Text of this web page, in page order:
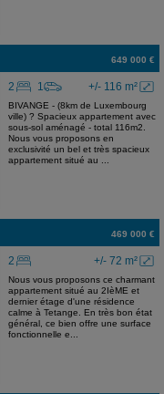
649 000 €
+/- 116 m²
2 1
BIVANGE - (8km de Luxembourg
ville) ? Spacieux appartement avec
sous-sol aménagé - total 116m2.
Nous vous proposons en
exclusivité un bel et très spacieux
appartement situé au ...
469 000 €
+/- 72 m²
2
Nous vous proposons ce charmant
appartement situé au 2IèME et
dernier étage d'une résidence
calme à Tetange. En très bon état
général, ce bien offre une surface
fonctionnelle e...